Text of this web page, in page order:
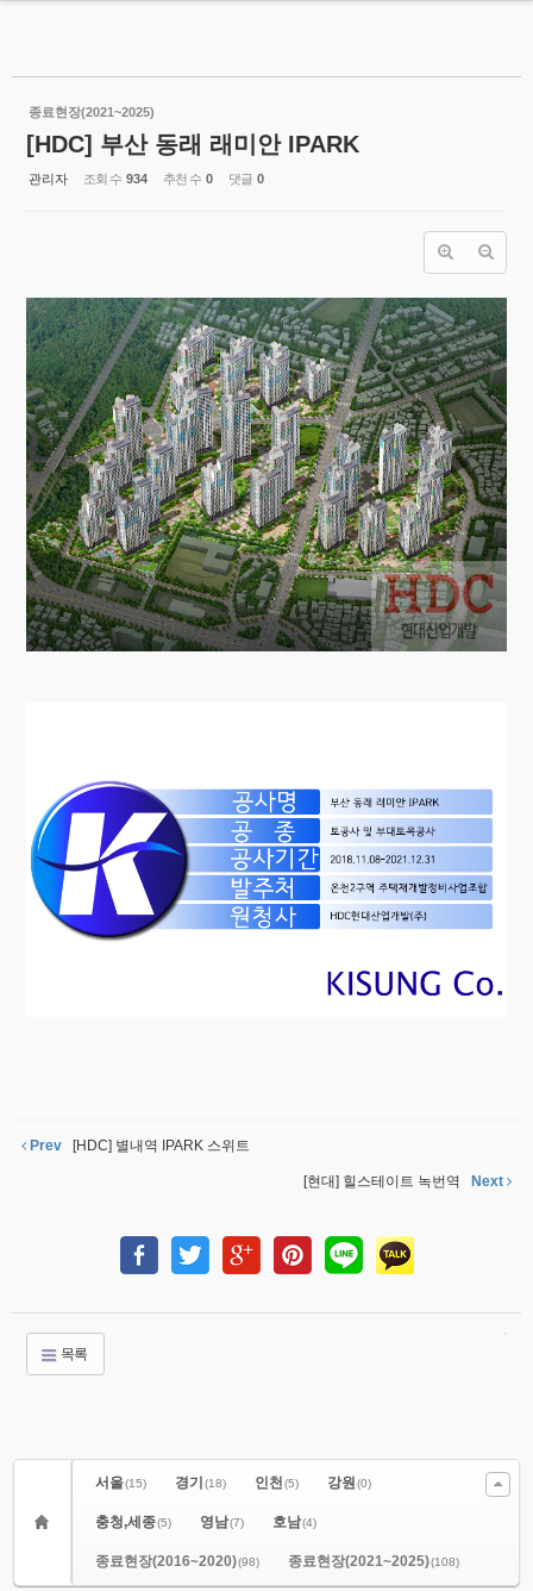
종료현장(2021~2025)
[HDC] 부산 동래 래미안 IPARK
관리자 조회 수 934 추천 수 0 댓글 0
Prev [HDC] 별내역 IPARK 스위트
[현대] 힐스테이트 녹번역 Next
목록
서울(15) 경기(18) 인천(5) 강원(0)
충청,세종(5) 영남(7) 호남(4)
종료현장(2016~2020)(98) 종료현장(2021~2025)(108)
회사소개
- 주요실적
기성공간
Sketchbook5, 스케치북5